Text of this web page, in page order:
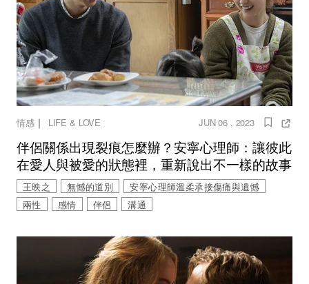
情感｜ LIFE & LOVE JUN 06 , 2023
伴侶關係出現裂痕怎麼辦？安寧心理師：讓彼此
在愛人與被愛的狀態裡，重新說出不一樣的故事
王映之 無憾的道別
安寧心理師溫柔承接傷痛與遺憾
兩性
感情 伴侶 溝通